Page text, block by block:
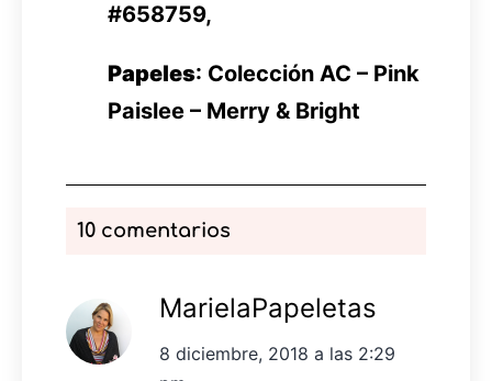
#658759,
Papeles: Colección AC – Pink
Paislee – Merry & Bright
10 comentarios
MarielaPapeletas
8 diciembre, 2018 a las 2:29